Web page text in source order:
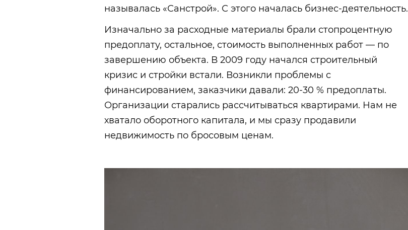
называлась «Санстрой». С этого началась бизнес-деятельность.
Изначально за расходные материалы брали стопроцентную
предоплату, остальное, стоимость выполненных работ — по
завершению объекта. В 2009 году начался строительный
кризис и стройки встали. Возникли проблемы с
финансированием, заказчики давали: 20-30 % предоплаты.
Организации старались рассчитываться квартирами. Нам не
хватало оборотного капитала, и мы сразу продавили
недвижимость по бросовым ценам.